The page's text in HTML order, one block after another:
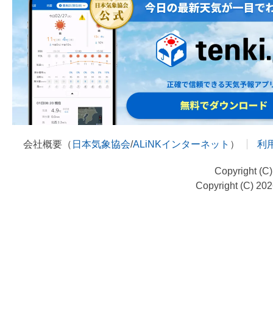
会社概要（ 日本気象協会/ALiNKインターネット ） 利
Copyright
Copyright (C)